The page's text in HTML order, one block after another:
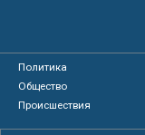
Политика
Общество
Происшествия